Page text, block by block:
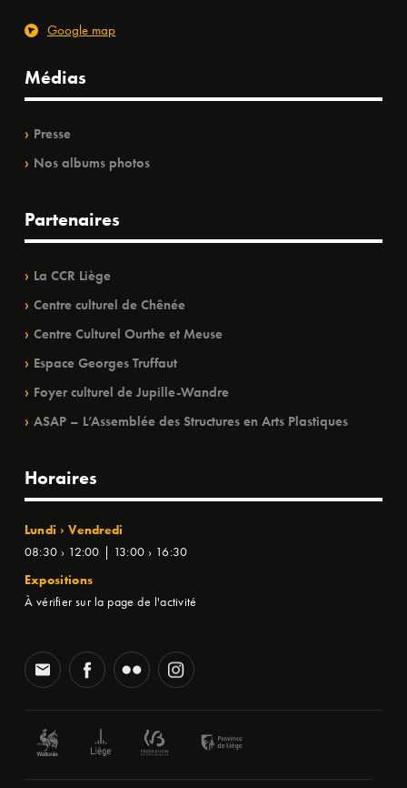
Google map
Médias
Presse
Nos albums photos
Partenaires
La CCR Liège
Centre culturel de Chênée
Centre Culturel Ourthe et Meuse
Espace Georges Truffaut
Foyer culturel de Jupille-Wandre
ASAP – L’Assemblée des Structures en Arts Plastiques
Horaires
Lundi › Vendredi
08:30 › 12:00 | 13:00 › 16:30
Expositions
À vérifier sur la page de l'activité